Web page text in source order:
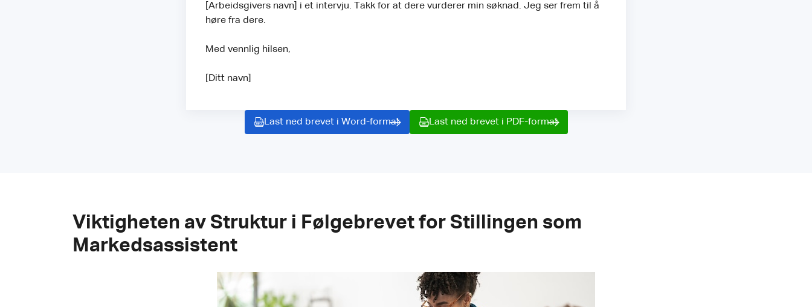
[Arbeidsgivers navn] i et intervju. Takk for at dere vurderer min søknad. Jeg ser frem til å
høre fra dere.
Med vennlig hilsen,
[Ditt navn]
Last ned brevet i Word-format Last ned brevet i PDF-format
Viktigheten av Struktur i Følgebrevet for Stillingen som
Markedsassistent